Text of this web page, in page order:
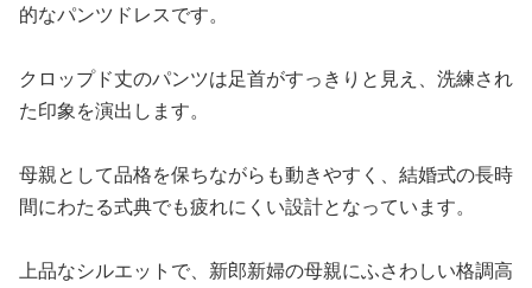
的なパンツドレスです。
クロップド丈のパンツは足首がすっきりと見え、洗練され
た印象を演出します。
母親として品格を保ちながらも動きやすく、結婚式の長時
間にわたる式典でも疲れにくい設計となっています。
上品なシルエットで、新郎新婦の母親にふさわしい格調高